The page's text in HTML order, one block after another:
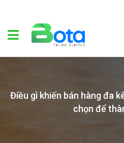
Điều gì khiến bán hàng đa
chọn để